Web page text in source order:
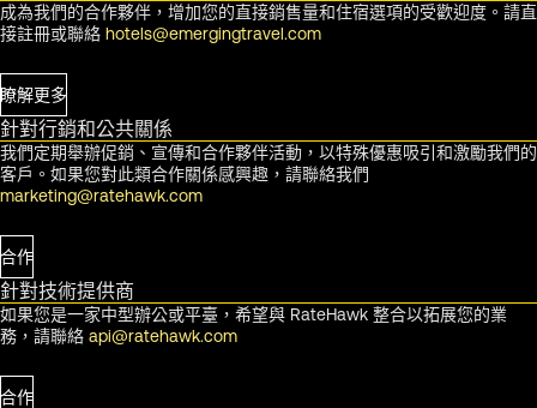
成為我們的合作夥伴，增加您的直接銷售量和住宿選項的受歡迎度。請直
接註冊或聯絡 hotels@emergingtravel.com
瞭解更多
針對行銷和公共關係
我們定期舉辦促銷、宣傳和合作夥伴活動，以特殊優惠吸引和激勵我們的
客戶。如果您對此類合作關係感興趣，請聯絡我們
marketing@ratehawk.com
合作
針對技術提供商
如果您是一家中型辦公或平臺，希望與 RateHawk 整合以拓展您的業
務，請聯絡 api@ratehawk.com
合作